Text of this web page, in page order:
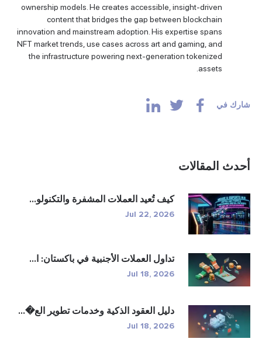
ownership models. He creates accessible, insight-driven
content that bridges the gap between blockchain
innovation and mainstream adoption. His expertise spans
NFT market trends, use cases across art and gaming, and
the infrastructure powering next-generation tokenized
assets.
شارك في
أحدث المقالات
كيف تُعيد العملات المشفرة والتكنولو...
Jul 22, 2026
تداول العملات الأجنبية في باكستان: ا...
Jul 18, 2026
دليل العقود الذكية وخدمات تطوير الع�...
Jul 18, 2026